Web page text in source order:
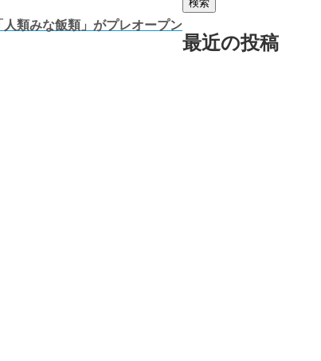
類みな飯類」がプレオープン
最近の投稿